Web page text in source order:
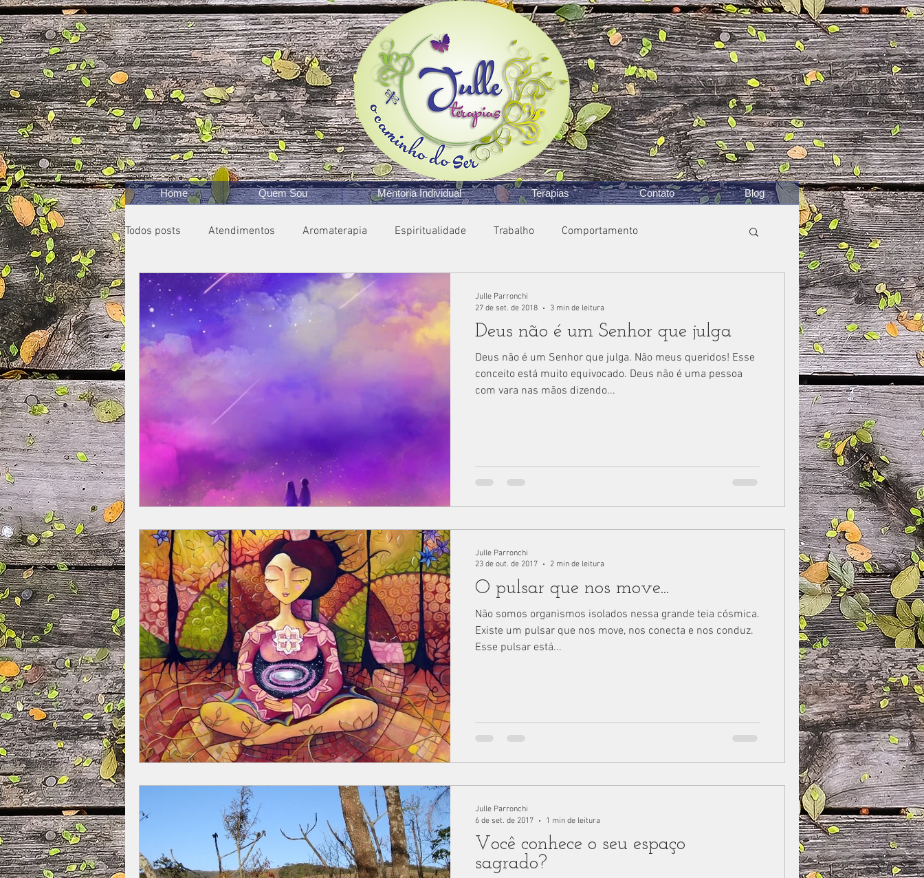
Todos posts Atendimentos Aromaterapia Espiritualidade Trabalho Comportamento
Deus não é um Senhor que julga
Deus não é um Senhor que julga. Não meus queridos! Esse
conceito está muito equivocado. Deus não é uma pessoa
com vara nas mãos dizendo...
Julle Parronchi
27 de set. de 2018
3 min de leitura
O pulsar que nos move...
Não somos organismos isolados nessa grande teia cósmica.
Existe um pulsar que nos move, nos conecta e nos conduz.
Esse pulsar está...
Julle Parronchi
23 de out. de 2017
2 min de leitura
Você conhece o seu espaço
sagrado?
Julle Parronchi
6 de set. de 2017
1 min de leitura
Home Quem Sou Mentoria Individual Terapias Contato Blog